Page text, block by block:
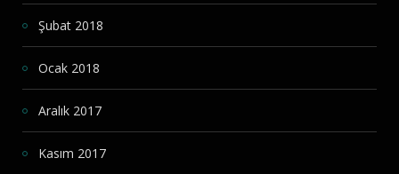
Şubat 2018
Ocak 2018
Aralık 2017
Kasım 2017